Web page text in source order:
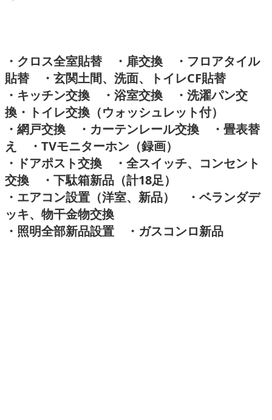
・クロス全室貼替 ・扉交換 ・フロアタイル
貼替 ・玄関土間、洗面、トイレCF貼替
・キッチン交換 ・浴室交換 ・洗濯パン交
換・トイレ交換（ウォッシュレット付）
・網戸交換 ・カーテンレール交換 ・畳表替
え ・TVモニターホン（録画）
・ドアポスト交換 ・全スイッチ、コンセント
交換 ・下駄箱新品（計18足）
・エアコン設置（洋室、新品） ・ベランダデ
ッキ、物干金物交換
・照明全部新品設置 ・ガスコンロ新品